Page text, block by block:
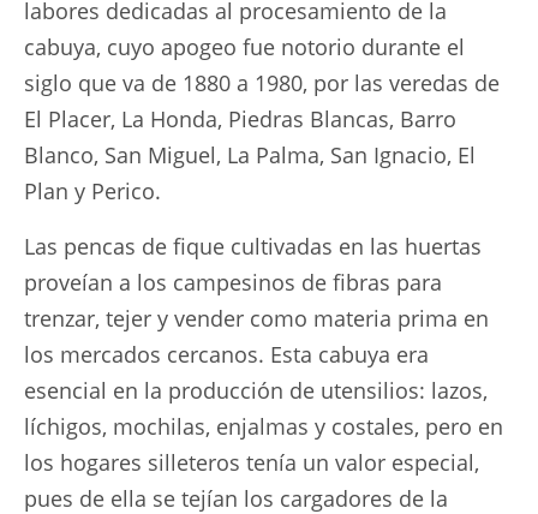
labores dedicadas al procesamiento de la
cabuya, cuyo apogeo fue notorio durante el
siglo que va de 1880 a 1980, por las veredas de
El Placer, La Honda, Piedras Blancas, Barro
Blanco, San Miguel, La Palma, San Ignacio, El
Plan y Perico.
Las pencas de fique cultivadas en las huertas
proveían a los campesinos de fibras para
trenzar, tejer y vender como materia prima en
los mercados cercanos. Esta cabuya era
esencial en la producción de utensilios: lazos,
líchigos, mochilas, enjalmas y costales, pero en
los hogares silleteros tenía un valor especial,
pues de ella se tejían los cargadores de la